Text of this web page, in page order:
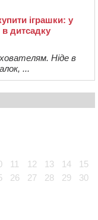
іграшки: у
дитсадку
Ніде в
...
11 12 13 14
15
26 27 28 29
30